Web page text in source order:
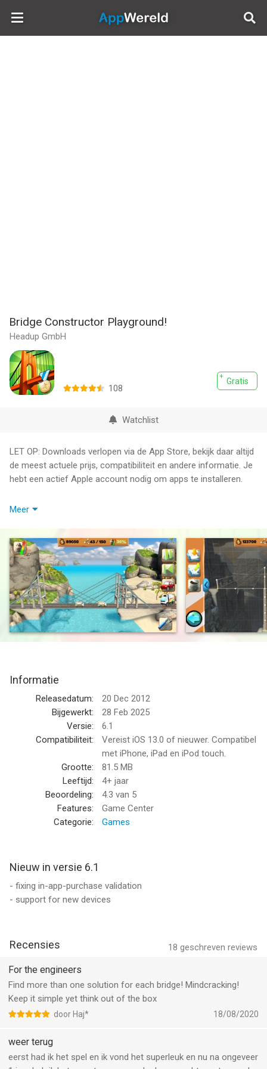
AppWereld
Bridge Constructor Playground!
Headup GmbH
Gratis
108
Watchlist
LET OP: Downloads verlopen via de App Store, bekijk daar altijd
de meest actuele prijs, compatibiliteit en andere informatie. Je
hebt een actief Apple account nodig om apps te installeren.
Bridge Constructor Playground biedt mensen van elke leeftijd
is onmogelijk. Op meer dan 30 innovatieve levels bouw je
bruggen over diepe valleien, kanalen of rivieren. Vervolgens
worden je bruggen op de proef gesteld in een stresstest om te
zien of deze het gewicht van auto’s en/of vrachtwagens
kunnen dragen.
In vergelijking met de #1 hit Bridge Constructor biedt Bridge
Constructor Playground een zelfs nog eenvoudigere inleiding
mogelijkheden bijna onbegrensd: bouw en ontwerp wat er maar
in je opkomt. Hier kun je doen en laten wat je wilt en vliegt de
tijd voorbij met creatief bruggenbouwen. Ervaren spelers zullen
de uitdagingen van het nieuwe badge-systeem waarderen: voor
elke brug kunnen 5 badges worden verdiend, waaraan bepaalde
eisen zijn gesteld. Bouw bijvoorbeeld een brug, die niet meer
dan een bepaalde belasting aankan. Dit alles, gecombineerd
met een fris en vriendelijk uiterlijk maakt Bridge Constructor
Playground een spannende en ook leerzame ervaring voor de
hele familie met veel spelplezier.
• 5 instellingen: stad, canyon, strand, bergen, heuvels
• Uitgebreide introductie om snel bekend te raken met het spel
• Nieuw badge-systeem voor beginners en ervaren spelers
bouwmateriaal
• Hoogste score per level
• Verbinding met het game center met rangladders en
prestaties
• Verbinding met Facebook (screenshots en brugscores
--
Meer
Informatie
Releasedatum:
20 Dec 2012
Bijgewerkt:
28 Feb 2025
Versie:
6.1
Compatibiliteit:
Vereist iOS 13.0 of nieuwer. Compatibel
met iPhone, iPad en iPod touch.
Grootte:
81.5 MB
Leeftijd:
4+ jaar
Beoordeling:
4.3 van 5
Features:
Game Center
Categorie:
Games
Nieuw in versie 6.1
- fixing in-app-purchase validation
- support for new devices
18 geschreven reviews
Recensies
For the engineers
Find more than one solution for each bridge! Mindcracking!
Keep it simple yet think out of the box
door Haj* 18/08/2020
weer terug
eerst had ik het spel en ik vond het superleuk en nu na ongeveer